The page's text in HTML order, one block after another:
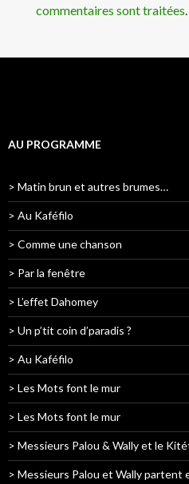
commentaires sont traitées
AU PROGRAMME
> Matin brun et autres brumes…
> Au Kaféfilo
> Comme une chanson
> Par la fenêtre
> L’effet Dahomey
> Un p’tit coin d’paradis ?
> Au Kaféfilo
> Les Mots font le mur
> Les Mots font le mur
> Messieurs Palou & Wally et le
> Messieurs Palou et Wally partent